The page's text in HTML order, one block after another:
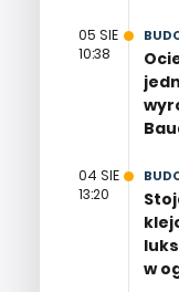
05 SIE
10:38
04 SIE
13:20
w